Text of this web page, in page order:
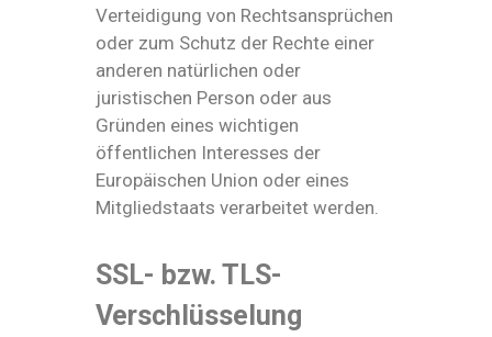
Verteidigung von Rechtsansprüchen
oder zum Schutz der Rechte einer
anderen natürlichen oder
juristischen Person oder aus
Gründen eines wichtigen
öffentlichen Interesses der
Europäischen Union oder eines
Mitgliedstaats verarbeitet werden.
SSL- bzw. TLS-
Verschlüsselung